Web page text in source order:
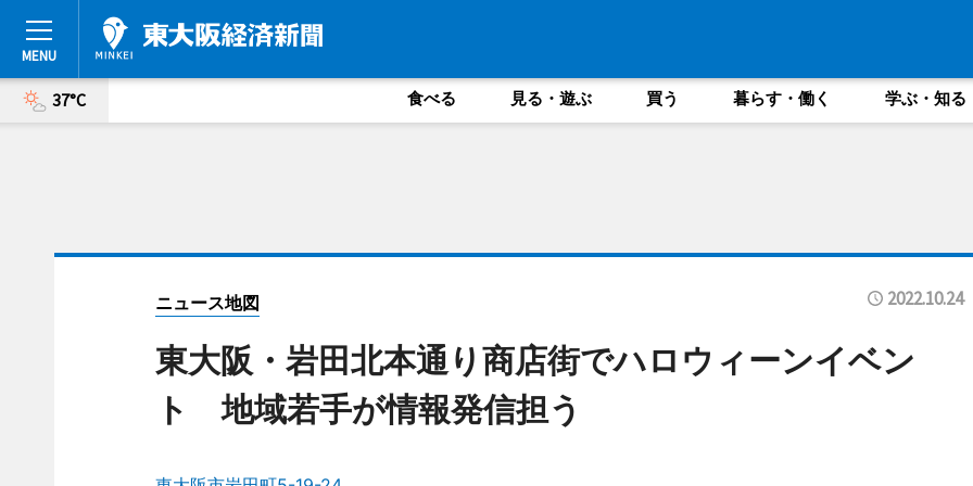
37°C 食べる 見る・遊ぶ 買う 暮らす・働く 学ぶ・知る
ニュース地図 2022.10.24
東大阪・岩田北本通り商店街でハロウィーンイベン
ト 地域若手が情報発信担う